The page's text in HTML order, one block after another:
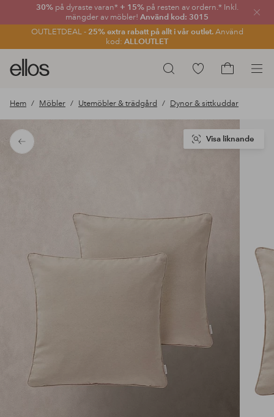
30% på dyraste varan* + 15% på resten av ordern.* Inkl.
mängder av möbler! Använd kod: 3015
OUTLETDEAL - 25% extra rabatt på allt i vår outlet.Använd
kod: ALLOUTLET
Sök
Ellos
logotyp
gå
förstasidan
Gå
favoritmarkerade
till
Hem Möbler Utemöbler & trädgård Dynor & sittkuddar
Tillbaka
Visa liknande